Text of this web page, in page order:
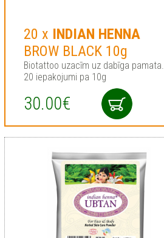
20 x INDIAN HENNA
BROW BLACK 10g
Biotattoo uzacīm uz dabīga pamata.
20 iepakojumi pa 10g
30.00€